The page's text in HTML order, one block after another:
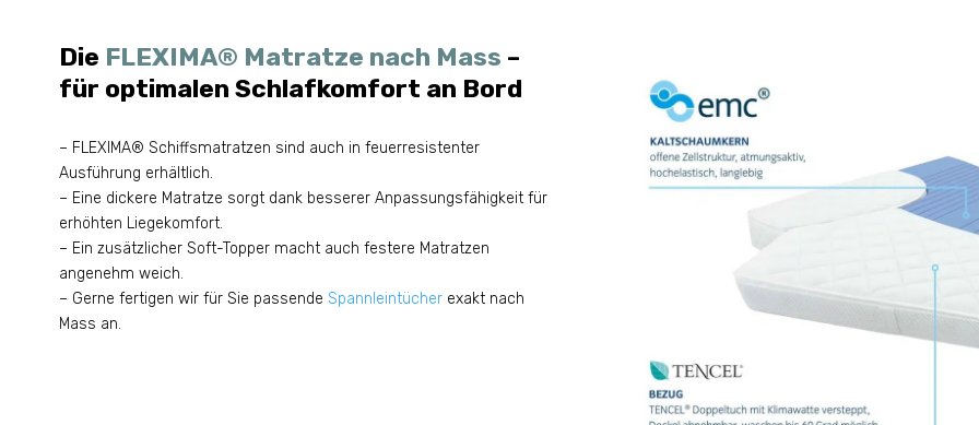
Die FLEXIMA® Matratze nach Mass –
für optimalen Schlafkomfort an Bord
– FLEXIMA® Schiffsmatratzen sind auch in feuerresistenter
Ausführung erhältlich.
– Eine dickere Matratze sorgt dank besserer Anpassungsfähigkeit für
erhöhten Liegekomfort.
– Ein zusätzlicher Soft-Topper macht auch festere Matratzen
angenehm weich.
– Gerne fertigen wir für Sie passende Spannleintücherexakt nach
Mass an.